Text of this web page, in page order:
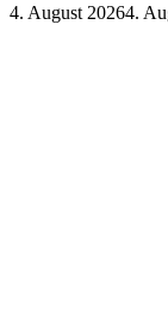
4. August 20264.